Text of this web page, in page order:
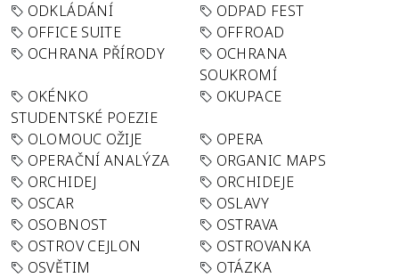
ODKLÁDÁNÍ
ODPAD FEST
OFFICE SUITE
OFFROAD
OCHRANA PŘÍRODY
OCHRANA
SOUKROMÍ
OKÉNKO
STUDENTSKÉ POEZIE
OKUPACE
OLOMOUC OŽIJE
OPERA
OPERAČNÍ ANALÝZA
ORGANIC MAPS
ORCHIDEJ
ORCHIDEJE
OSCAR
OSLAVY
OSOBNOST
OSTRAVA
OSTROV CEJLON
OSTROVANKA
OSVĚTIM
OTÁZKA